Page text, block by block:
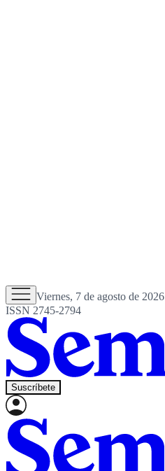
Viernes, 7 de agosto de 2026
ISSN 2745-2794
Suscríbete